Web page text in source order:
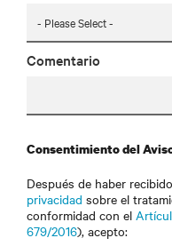
Comentario
Consentimiento del
Después de haber
privacidad sobre el
conformidad con el
679/2016), acepto: